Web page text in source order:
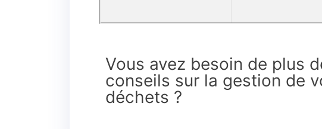
Vous avez besoin de plus
conseils sur la gestion de
déchets ?